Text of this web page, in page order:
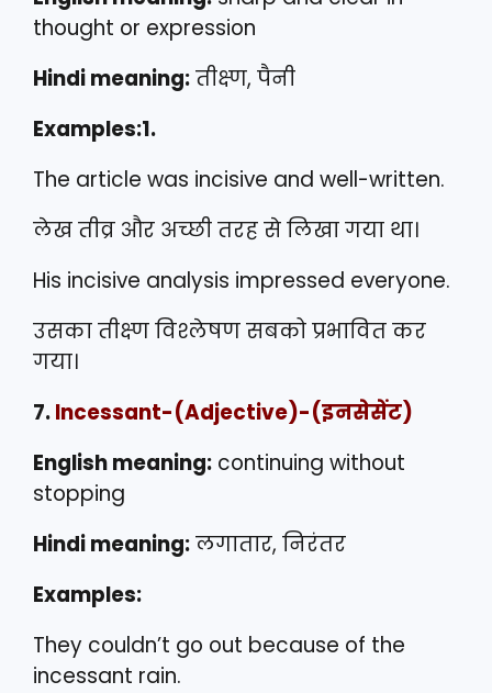
thought or expression
Hindi meaning:तीक्ष्ण, पैनी
Examples:1.
The article was incisive and well-written.
लेख तीव्र और अच्छी तरह से लिखा गया था।
His incisive analysis impressed everyone.
उसका तीक्ष्ण विश्लेषण सबको प्रभावित कर
गया।
7.Incessant-(Adjective)-(इनसेसेंट)
English meaning: continuing without
stopping
Hindi meaning:लगातार, निरंतर
Examples:
They couldn’t go out because of the
incessant rain.